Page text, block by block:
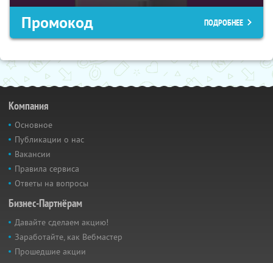
Промокод ПОДРОБНЕЕ
Компания
Основное
Публикации о нас
Вакансии
Правила сервиса
Ответы на вопросы
Бизнес-Партнёрам
Давайте сделаем акцию!
Заработайте, как Вебмастер
Прошедшие акции